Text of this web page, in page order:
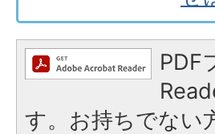
PDF
す。お持ちでない